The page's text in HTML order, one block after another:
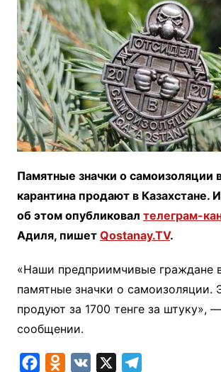
Памятные значки о самоизоляции
карантина продают в
об этом опубликовал телеграм-
Адиля, пишет Qostanay.TV.
«Наши предприимчивые граждане
памятные значки о самоизоляции.
продуют за 1700 тенге за штуку»,
сообщении.